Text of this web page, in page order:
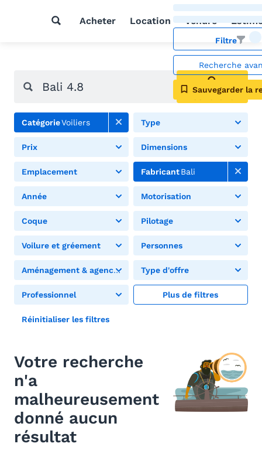
Acheter Location Vendre
Filtre
Recherche
Sauvegarder la
Rechercher
CatégorieVoiliers Type
Prix Dimensions
Emplacement FabricantBali
Année Motorisation
Coque Pilotage
Voilure et gréement Personnes
Aménagement & agencement Type d'offre
Professionnel Plus de filtres
Réinitialiser les filtres
Votre recherche
n'a
malheureusement
donné aucun
résultat